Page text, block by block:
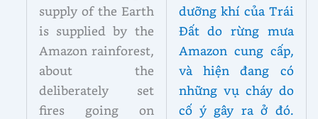
supply of the Earth
is supplied by the
Amazon rainforest,
about the
deliberately set
fires going on
dưỡng khí của Trái
Đất do rừng mưa
Amazon cung cấp,
và hiện đang có
những vụ cháy do
cố ý gây ra ở đó.